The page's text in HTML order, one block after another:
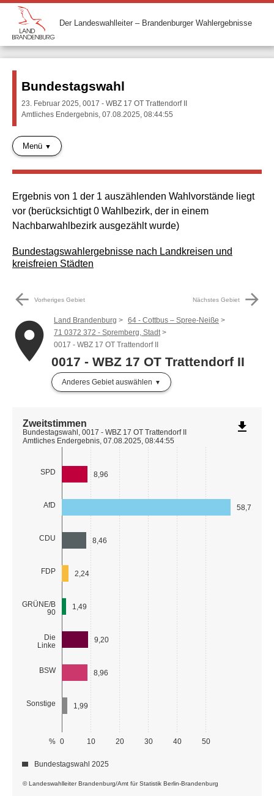
Der Landeswahlleiter – Brandenburger Wahlergebnisse
Bundestagswahl
23. Februar 2025, 0017 - WBZ 17 OT Trattendorf II
Amtliches Endergebnis, 07.08.2025, 08:44:55
Menü
Ergebnis von 1 der 1 auszählenden Wahlvorstände liegt
vor (berücksichtigt 0 Wahlbezirk, der in einem
Nachbarwahlbezirk ausgezählt wurde)
Bundestagswahlergebnisse nach Landkreisen und
kreisfreien Städten
arrow_back Vorheriges Gebiet Nächstes Gebiet arrow_forward
place Land Brandenburg
64 - Cottbus – Spree-Neiße
71 0372 372 - Spremberg, Stadt
0017 - WBZ 17 OT Trattendorf II
0017 - WBZ 17 OT Trattendorf II
Anderes Gebiet auswählen
SPD
AfD
CDU
FDP
GRÜNE/B
90
Die
Linke
BSW
Sonstige
0 10 20 30 40 50
%
8,96
58,71
8,46
2,24
1,49
9,20
8,96
1,99
© Landeswahlleiter Brandenburg/Amt für Statistik Berlin-Brandenburg
Zweitstimmen
Bundestagswahl, 0017 - WBZ 17 OT Trattendorf II
Amtliches Endergebnis, 07.08.2025, 08:44:55
Bundestagswahl 2025
file_download